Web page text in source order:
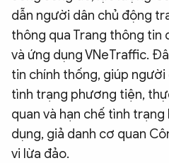
dẫn người dân chủ động
thông qua Trang thông tin
và ứng dụng VNeTraffic.
tin chính thống, giúp
tình trạng phương tiện,
quan và hạn chế tình
dụng, giả danh cơ quan
vi lừa đảo.